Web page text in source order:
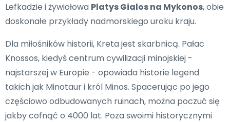
Lefkadzie i żywiołowa Platys Gialos na Mykonos, obie
doskonałe przykłady nadmorskiego uroku kraju.
Dla miłośników historii, Kreta jest skarbnicą. Pałac
Knossos, kiedyś centrum cywilizacji minojskiej -
najstarszej w Europie - opowiada historie legend
takich jak Minotaur i król Minos. Spacerując po jego
częściowo odbudowanych ruinach, można poczuć się
jakby cofnąć o 4000 lat. Poza swoimi historycznymi